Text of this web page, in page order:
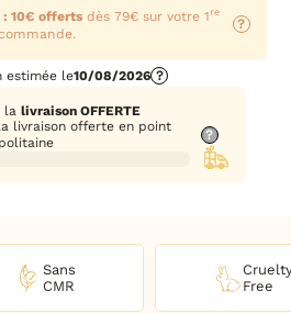
estimée le10/08/2026 ?
lalivraison OFFERTE
livraison offerte en point
?
: 10€ offertsdès 79€ sur votre 1 re
?
Sans
CMR
Free